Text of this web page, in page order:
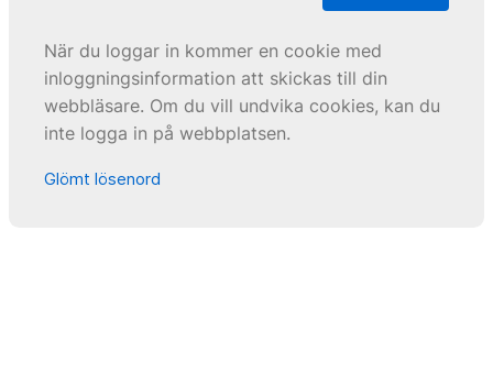
När du loggar in kommer en cookie med
inloggningsinformation att skickas till din
webbläsare. Om du vill undvika cookies, kan du
inte logga in på webbplatsen.
Glömt lösenord